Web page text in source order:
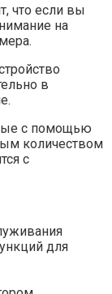
что если вы
на
в
с помощью
количеством
с
для